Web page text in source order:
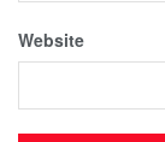
Website